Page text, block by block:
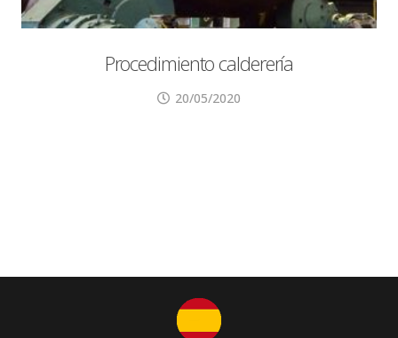
Procedimiento calderería
20/05/2020